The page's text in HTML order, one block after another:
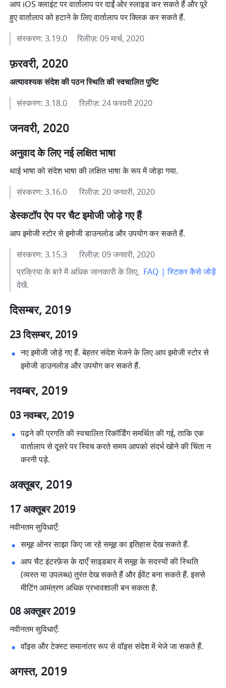
आप iOS क्लाइंट पर वार्तालाप पर दाईं ओर स्लाइड कर सकते हैं और पूरे
हुए वार्तालाप को हटाने के लिए वार्तालाप पर क्लिक कर सकते हैं.
संस्करण: 3.19.0     रिलीज़: 09 मार्च, 2020
फ़रवरी, 2020
अत्यावश्यक संदेश की पठन स्थिति की स्वचालित पुष्टि
संस्करण: 3.18.0      रिलीज़: 24 फरवरी 2020
जनवरी, 2020
अनुवाद के लिए नई लक्षित भाषा
थाई भाषा को संदेश भाषा की लक्षित भाषा के रूप में जोड़ा गया.
संस्करण: 3.16.0      रिलीज़: 20 जनवरी, 2020
डेस्कटॉप ऐप पर चैट इमोजी जोड़े गए हैं
आप इमोजी स्टोर से इमोजी डाउनलोड और उपयोग कर सकते हैं.
संस्करण: 3.15.3      रिलीज़: 09 जनवरी, 2020
प्रक्रिया के बारे में अधिक जानकारी के लिए, FAQ | स्टिकर कैसे जोड़ें
देखें.
दिसम्बर, 2019
23 दिसम्बर, 2019
नए इमोजी जोड़े गए हैं. बेहतर संदेश भेजने के लिए आप इमोजी स्टोर से
इमोजी डाउनलोड और उपयोग कर सकते हैं.
नवम्बर, 2019
03 नवम्बर, 2019
पढ़ने की प्रगति की स्वचालित रिकॉर्डिंग समर्थित की गई, ताकि एक
वार्तालाप से दूसरे पर स्विच करते समय आपको संदर्भ खोने की चिंता न
करनी पड़े.
अक्तूबर, 2019
17 अक्तूबर 2019
नवीनतम सुविधाएँ:
समूह ओनर साझा किए जा रहे समूह का इतिहास देख सकते हैं.
आप चैट इंटरफ़ेस के दाएँ साइडबार में समूह के सदस्यों की स्थिति
(व्यस्त या उपलब्ध) तुरंत देख सकते हैं और ईवेंट बना सकते हैं. इससे
मीटिंग आमंत्रण अधिक प्रभावशाली बन सकता है.
08 अक्तूबर 2019
नवीनतम सुविधाएँ:
वॉइस और टेक्स्ट समानांतर रूप से वॉइस संदेश में भेजे जा सकते हैं.
अगस्त, 2019